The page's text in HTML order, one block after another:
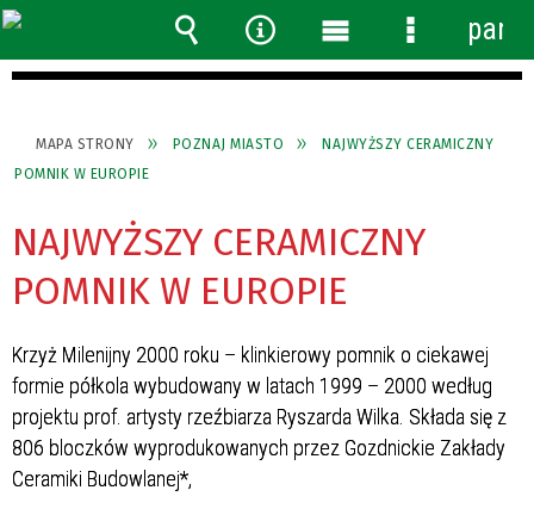
MAPA STRONY POZNAJ MIASTO
NAJWYŻSZY CERAMICZNY
POMNIK W EUROPIE
NAJWYŻSZY CERAMICZNY
POMNIK W EUROPIE
Krzyż Milenijny 2000 roku – klinkierowy pomnik o ciekawej
formie półkola wybudowany w latach 1999 – 2000 według
projektu prof. artysty rzeźbiarza Ryszarda Wilka. Składa się z
806 bloczków wyprodukowanych przez Gozdnickie Zakłady
Ceramiki Budowlanej*,
Wyszukiwarka
Narzędzia
Menu Menu
panel